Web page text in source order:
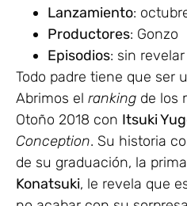
Lanzamiento:
Productores: Gonzo
Episodios: sin revelar
Todo padre tiene que ser
Abrimos el ranking de los
Otoño 2018 con Itsuki
Conception. Su historia
de su graduación, la
Konatsuki, le revela que